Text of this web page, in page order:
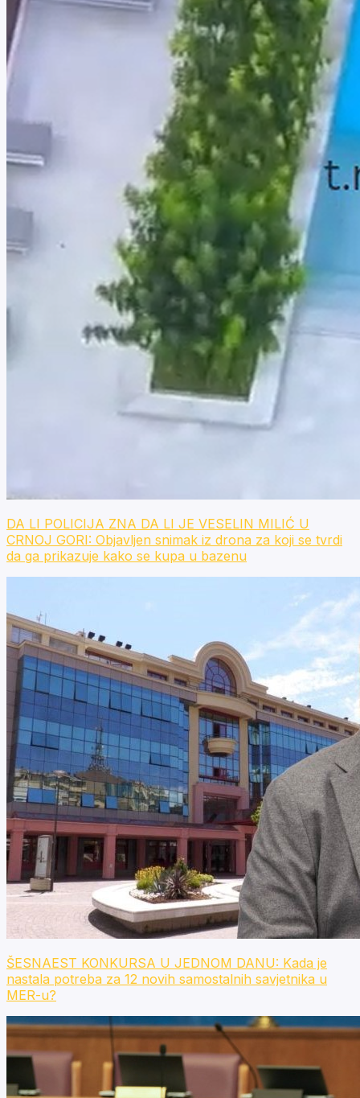
DA LI POLICIJA ZNA DA LI JE VESELIN MILIĆ U
CRNOJ GORI: Objavljen snimak iz drona za koji se tvrdi
da ga prikazuje kako se kupa u bazenu
ŠESNAEST KONKURSA U JEDNOM DANU: Kada je
nastala potreba za 12 novih samostalnih savjetnika u
MER-u?